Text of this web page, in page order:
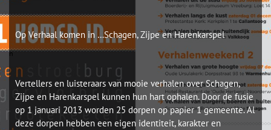
Op Verhaal komen in …Schagen, Zijpe en Harenkarspel
n
Vertellers en luisteraars van mooie verhalen over Schagen,
Zijpe en Harenkarspel kunnen hun hart ophalen. Door de fusie
op 1 januari 2013 worden 25 dorpen op papier 1 gemeente. Al
deze dorpen hebben een eigen identiteit, karakter en